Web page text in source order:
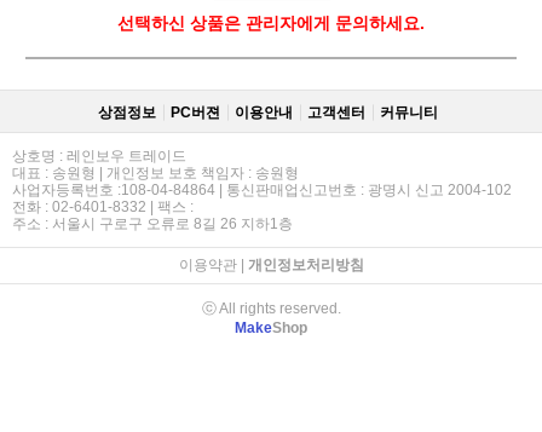
선택하신 상품은 관리자에게 문의하세요.
상점정보 PC버젼 이용안내 고객센터 커뮤니티
상호명 : 레인보우 트레이드
대표 : 송원형 | 개인정보 보호 책임자 : 송원형
사업자등록번호 :108-04-84864 | 통신판매업신고번호 : 광명시 신고 2004-102
전화 : 02-6401-8332 | 팩스 :
주소 : 서울시 구로구 오류로 8길 26 지하1층
이용약관| 개인정보처리방침
ⓒ All rights reserved.
MakeShop